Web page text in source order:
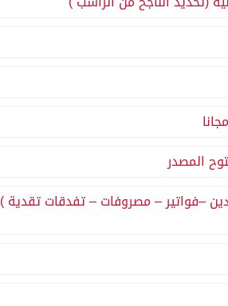
المصدر
–فواتير – مصروفات – تفدقات تقدية )